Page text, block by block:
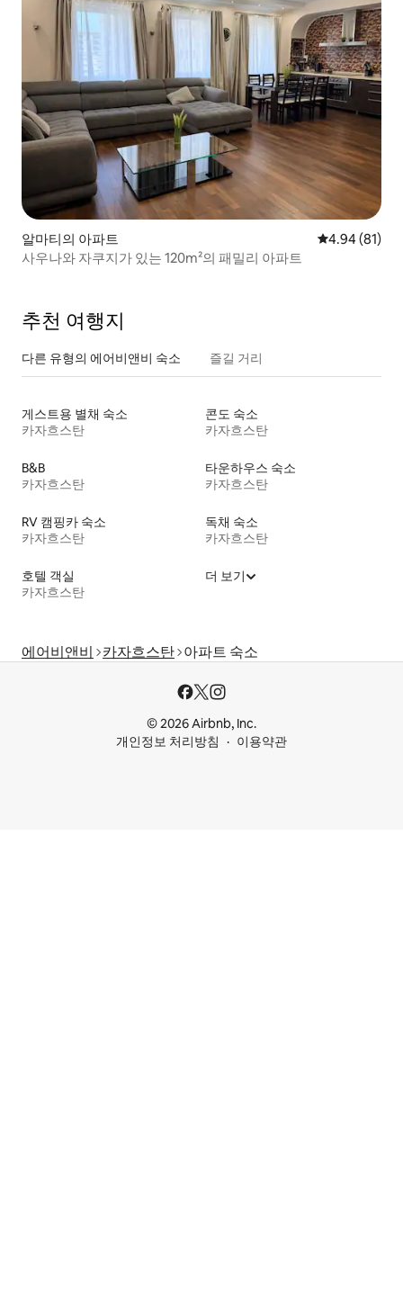
알마티의 아파트 평점 4.94점(5
4.94 (81)
사우나와 자쿠지가 있는 120m²의 패밀리 아파트
추천 여행지
다른 유형의 에어비앤비 숙소 즐길 거리
게스트용 별채 숙소
카자흐스탄
콘도 숙소
카자흐스탄
B&B
카자흐스탄
타운하우스 숙소
카자흐스탄
RV 캠핑카 숙소
카자흐스탄
독채 숙소
카자흐스탄
호텔 객실
카자흐스탄
더 보기
에어비앤비 카자흐스탄 아파트 숙소
© 2026 Airbnb, Inc.
개인정보 처리방침
이용약관